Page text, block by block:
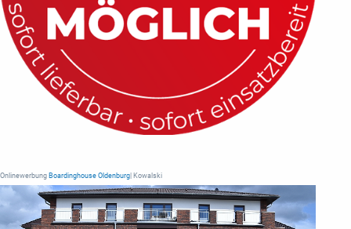
Onlinewerbung Boardinghouse Oldenburg | Kowalski